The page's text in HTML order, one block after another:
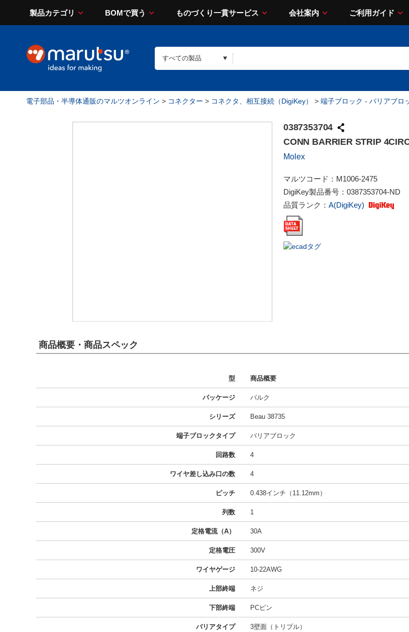
製品カテゴリ BOMで買う ものづくり一貫サービス 会社案内 ご利用ガイド
電子部品・半導体通販のマルツオンライン > コネクター > コネクタ、相互接続（DigiKey） > 端子ブロック - バリアブロ
0387353704
CONN BARRIER STRIP
Molex
マルツコード： M1006-2475
DigiKey製品番号： 0387353704-ND
品質ランク： A(DigiKey)
商品概要・商品スペック
型 商品概要
パッケージ バルク
シリーズ Beau 38735
端子ブロックタイプ バリアブロック
回路数 4
ワイヤ差し込み口の数 4
ピッチ 0.438インチ（11.12mm）
列数 1
定格電流（A） 30A
定格電圧 300V
ワイヤゲージ 10-22AWG
上部終端 ネジ
下部終端 PCピン
バリアタイプ 3壁面（トリプル）